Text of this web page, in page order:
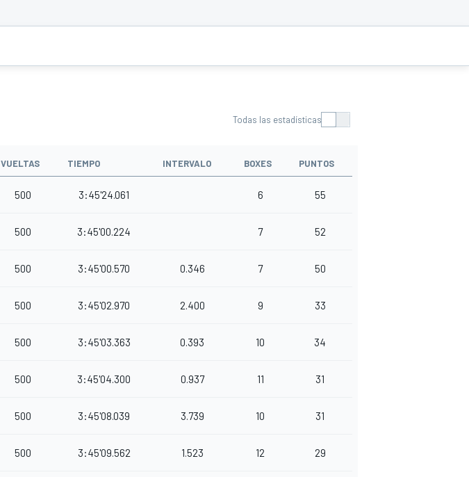
Todas las estadísticas
VUELTAS TIEMPO INTERVALO BOXES PUNTOS
500 3:45'24.061 6 55
500 3:45'00.224 7 52
500 3:45'00.570 0.346 7 50
500 3:45'02.970 2.400 9 33
500 3:45'03.363 0.393 10 34
500 3:45'04.300 0.937 11 31
500 3:45'08.039 3.739 10 31
500 3:45'09.562 1.523 12 29